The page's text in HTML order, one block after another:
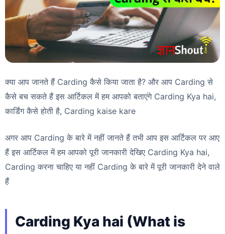
क्या आप जानते हैं Carding कैसे किया जाता है? और आप Carding से
कैसे बच सकते हैं इस आर्टिकल में हम आपको बताएंगे Carding Kya hai,
कार्डिंग कैसे होती है, Carding kaise kare
अगर आप Carding के बारे में नहीं जानते हैं तभी आप इस आर्टिकल पर आए
हैं इस आर्टिकल में हम आपको पूरी जानकारी देखिए Carding Kya hai,
Carding करना चाहिए या नहीं Carding के बारे में पूरी जानकारी देने वाले
हैं
Carding Kya hai (What is